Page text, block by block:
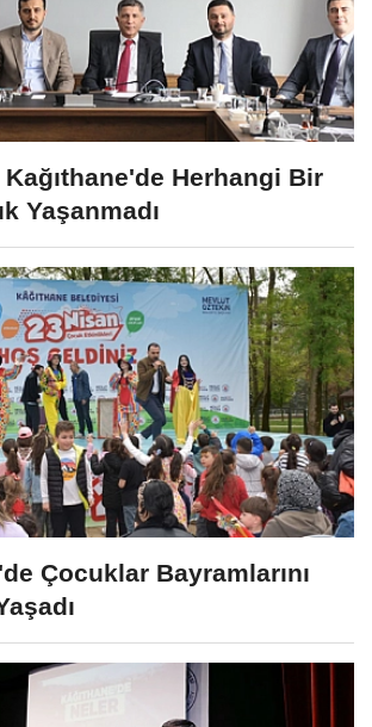
Herhangi Bir
Yaşanmadı
Çocuklar Bayramlarını